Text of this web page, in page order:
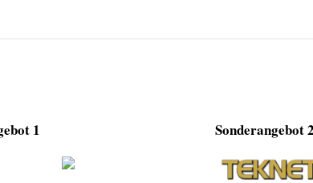
1 Sonderangebot 2